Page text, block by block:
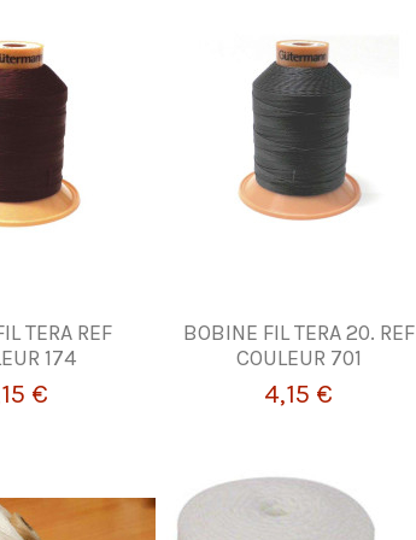
TERA REF
174
€
BOBINE FIL TERA 20. REF
COULEUR 701
4,15 €